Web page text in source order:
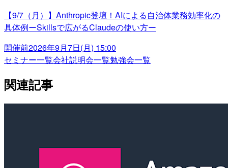
【9/7（月）】Anthropic登壇！AIによる自治体業務効率化の
具体例ーSkillsで広がるClaudeの使い方ー
開催前2026年9月7日(月) 15:00
セミナー一覧会社説明会一覧勉強会一覧
関連記事